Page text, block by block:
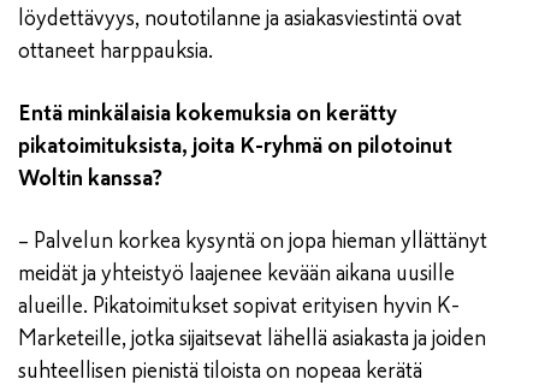
löydettävyys, noutotilanne ja asiakasviestintä ovat
ottaneet harppauksia.
Entä minkälaisia kokemuksia on kerätty
pikatoimituksista, joita K-ryhmä on pilotoinut
Woltin kanssa?
– Palvelun korkea kysyntä on jopa hieman yllättänyt
meidät ja yhteistyö laajenee kevään aikana uusille
alueille. Pikatoimitukset sopivat erityisen hyvin K-
Marketeille, jotka sijaitsevat lähellä asiakasta ja joiden
suhteellisen pienistä tiloista on nopeaa kerätä